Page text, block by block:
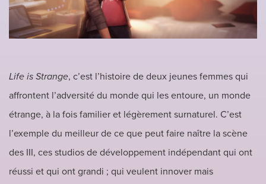
Life is Strange, c’est l’histoire de deux jeunes femmes qui
affrontent l’adversité du monde qui les entoure, un monde
étrange, à la fois familier et légèrement surnaturel. C’est
l’exemple du meilleur de ce que peut faire naître la scène
des III, ces studios de développement indépendant qui ont
réussi et qui ont grandi ; qui veulent innover mais